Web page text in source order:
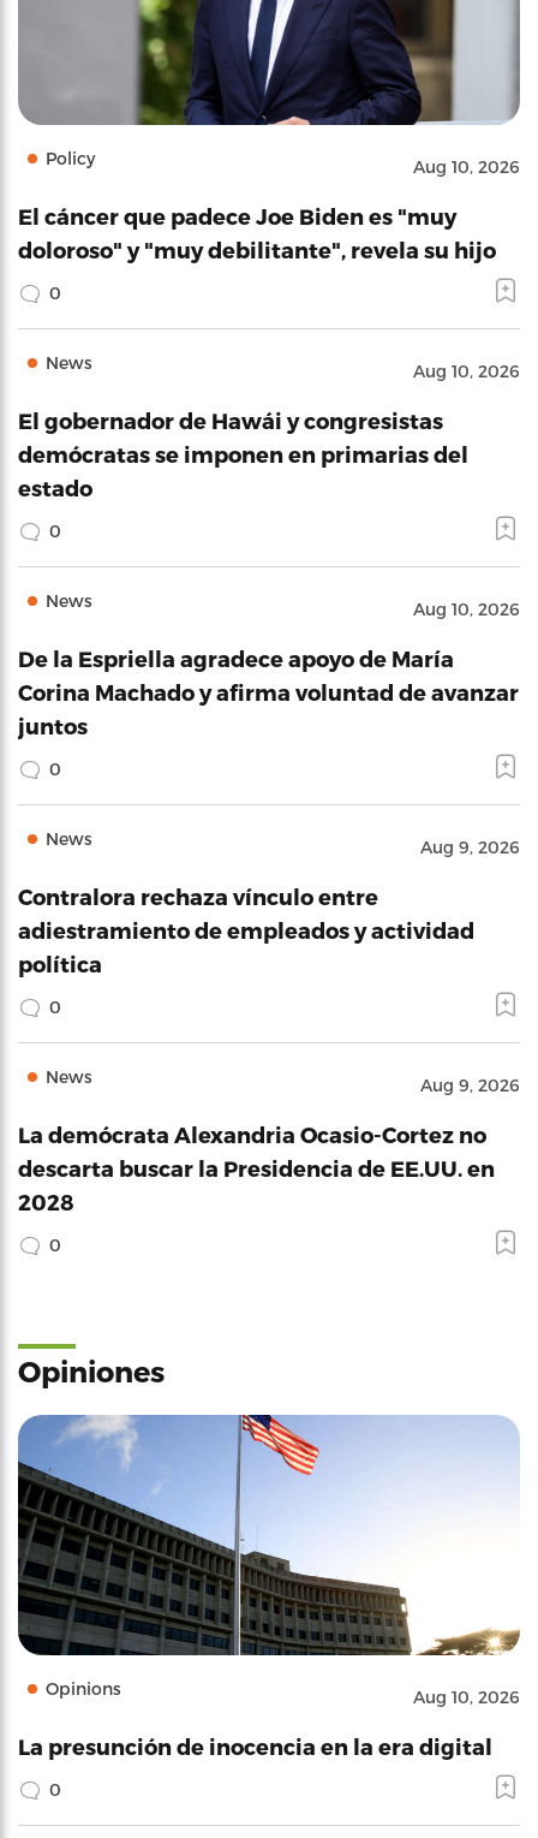
Policy Aug 10, 2026
El cáncer que padece Joe Biden es "muy
doloroso" y "muy debilitante", revela su hijo
0
News Aug 10, 2026
El gobernador de Hawái y congresistas
demócratas se imponen en primarias del
estado
0
News Aug 10, 2026
De la Espriella agradece apoyo de María
Corina Machado y afirma voluntad de avanzar
juntos
0
News Aug 9, 2026
Contralora rechaza vínculo entre
adiestramiento de empleados y actividad
política
0
News Aug 9, 2026
La demócrata Alexandria Ocasio-Cortez no
descarta buscar la Presidencia de EE.UU. en
2028
0
Opiniones
Opinions Aug 10, 2026
La presunción de inocencia en la era digital
0